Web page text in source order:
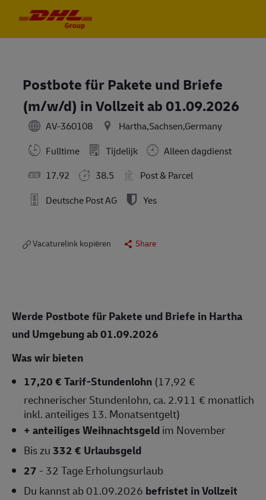
Postbote für Pakete und Briefe
(m/w/d) in Vollzeit ab 01.09.2026
AV-360108
Hartha,Sachsen,Germany
Fulltime
Tijdelijk
Alleen dagdienst
17.92
38.5
Post & Parcel
Deutsche Post AG
Yes
Vacaturelink kopiëren Share
Werde Postbote für Pakete und Briefe in Hartha
und Umgebung ab 01.09.2026
Was wir bieten
17,20 € Tarif-Stundenlohn (17,92 €
rechnerischer Stundenlohn, ca. 2.911 € monatlich
inkl. anteiliges 13. Monatsentgelt)
+ anteiliges Weihnachtsgeldim November
Bis zu332 € Urlaubsgeld
27- 32 Tage Erholungsurlaub
Du kannst ab 01.09.2026 befristet in Vollzeit